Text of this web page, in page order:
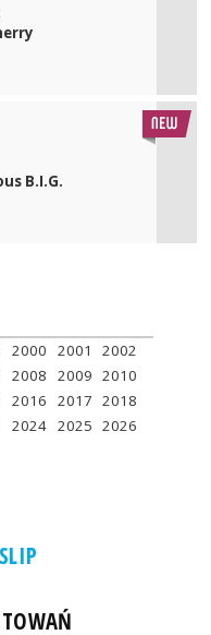
B.I.G.
2000 2001
2002
2008 2009 2010
2016 2017 2018
2024 2025 2026